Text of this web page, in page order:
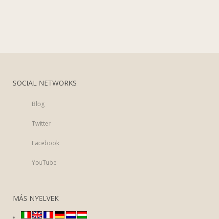
SOCIAL NETWORKS
Blog
Twitter
Facebook
YouTube
MÁS NYELVEK